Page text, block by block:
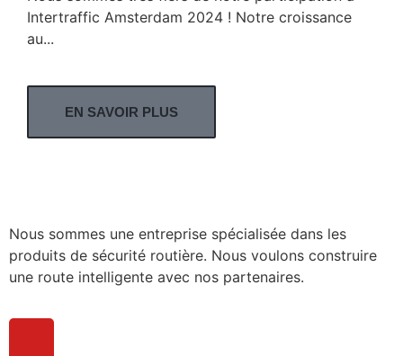
Intertraffic Amsterdam 2024 ! Notre croissance
au...
EN SAVOIR PLUS
Nous sommes une entreprise spécialisée dans les
produits de sécurité routière. Nous voulons construire
une route intelligente avec nos partenaires.